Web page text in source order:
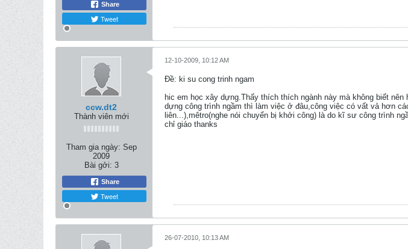
Share
Tweet
ccw.dt2
Thành viên mới
Tham gia ngày: Sep
2009
Bài gởi: 3
Share
Tweet
12-10-2009, 10:12 AM
Ðề: ki su cong trinh ngam
hic em học xây dựng.Thấy thích thích ngành này mà không biết
dựng công trình ngầm thì làm việc ở đâu,công việc có vất vả hơn
liên...),mêtro(nghe nói chuyển bị khởi công) là do kĩ sư công trình
chỉ giáo thanks
26-07-2010, 10:13 AM